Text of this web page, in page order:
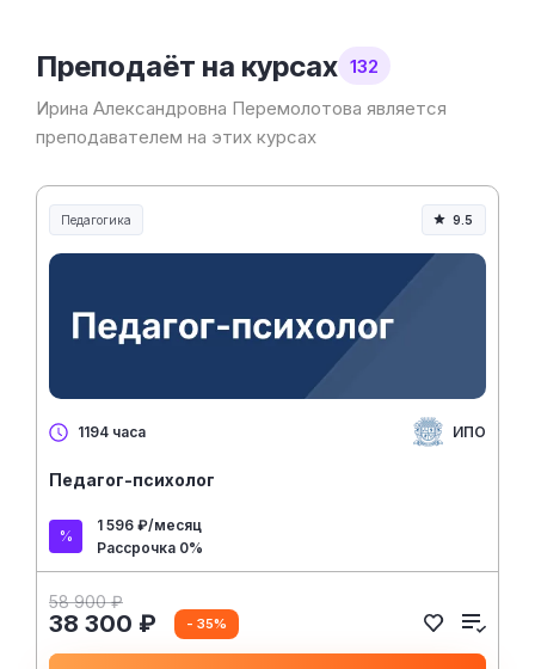
Преподаёт на курсах 132
Ирина Александровна Перемолотова является
преподавателем на этих курсах
Педагогика
Образование и педагогика
9.5
1194 часа ИПО
Педагог-психолог
1 596 ₽/месяц
Рассрочка 0%
58 900 ₽
38 300 ₽ - 35%